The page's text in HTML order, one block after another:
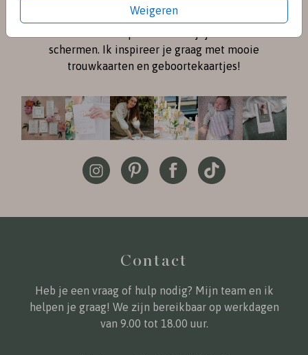
Weigeren
Instagramen
schermen. Ik inspireer je graag met mooie
trouwkaarten en geboortekaartjes!
Contact
Heb je een vraag of hulp nodig? Mijn team en ik
helpen je graag! We zijn bereikbaar op werkdagen
van 9.00 tot 18.00 uur.